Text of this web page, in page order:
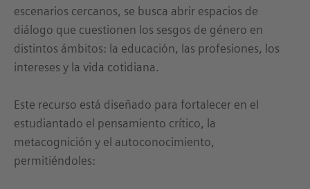
escenarios cercanos, se busca abrir espacios de
diálogo que cuestionen los sesgos de género en
distintos ámbitos: la educación, las profesiones, los
intereses y la vida cotidiana.
Este recurso está diseñado para fortalecer en el
estudiantado el pensamiento crítico, la
metacognición y el autoconocimiento,
permitiéndoles: